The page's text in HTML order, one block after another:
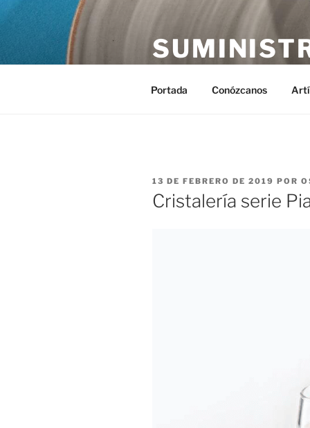
al
Portada Conózcanos
PUBLICADO
EL
13 DE FEBRERO DE 2019 POR
Cristalería serie